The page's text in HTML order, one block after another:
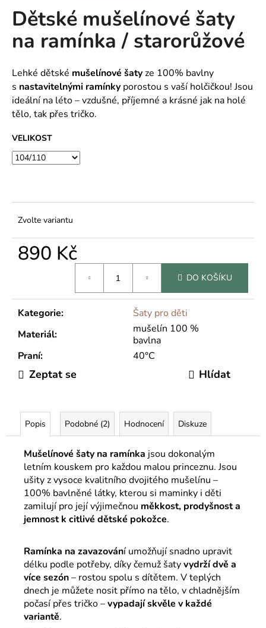
produktu
je
z
hvězdiček.
Dětské mušelínové šaty
na ramínka / starorůžové
Lehké dětské mušelínové šatyze 100% bavlny
s nastavitelnými ramínky porostou s vaší holčičkou! Jsou
ideální na léto – vzdušné, příjemné a krásné jak na holé
tělo, tak přes tričko.
VELIKOST
Zvolte variantu
890 Kč
DO KOŠÍKU
Kategorie:
Šaty pro děti
Materiál:
mušelín 100 %
bavlna
Praní: 40°C
Zeptat se Hlídat
Popis Podobné (2) Hodnocení Diskuze
Mušelínové šaty na ramínka jsou dokonalým
letním kouskem pro každou malou princeznu. Jsou
ušity z vysoce kvalitního dvojitého mušelínu –
100% bavlněné látky, kterou si maminky i děti
zamilují pro její výjimečnou měkkost, prodyšnost a
jemnost k citlivé dětské pokožce.
Ramínka na zavazování umožňují snadno upravit
délku podle potřeby, díky čemuž šatyvydrží dvě a
více sezón– rostou spolu s dítětem. V teplých
dnech je můžete nosit přímo na tělo, v chladnějším
počasí přes tričko –vypadají skvěle v každé
variantě.
a
j
í
?
o
p
r
u
m